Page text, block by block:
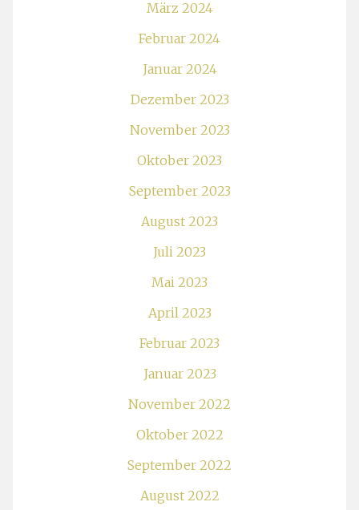
März 2024
Februar 2024
Januar 2024
Dezember 2023
November 2023
Oktober 2023
September 2023
August 2023
Juli 2023
Mai 2023
April 2023
Februar 2023
Januar 2023
November 2022
Oktober 2022
September 2022
August 2022